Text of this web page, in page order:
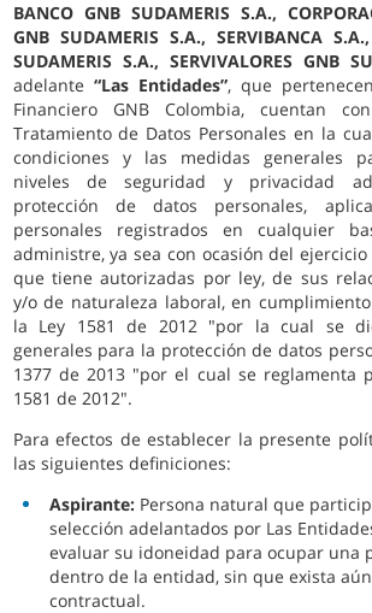
BANCO GNB SUDAMERIS S.A.,
GNB SUDAMERIS S.A., SERVIBANCA
SUDAMERIS S.A., SERVIVALORES GNB
adelante “Las Entidades”, que
Financiero GNB Colombia, cuentan
Tratamiento de Datos Personales en la
condiciones y las medidas generales
niveles de seguridad y privacidad
protección de datos personales,
personales registrados en cualquier
administre, ya sea con ocasión del
que tiene autorizadas por ley, de sus
y/o de naturaleza laboral, en
la Ley 1581 de 2012 "por la cual se
generales para la protección de datos
1377 de 2013 "por el cual se reglamenta
1581 de 2012".
Para efectos de establecer la presente
las siguientes definiciones:
Aspirante:Persona natural que
selección adelantados por Las
evaluar su idoneidad para ocupar una
dentro de la entidad, sin que exista
contractual.